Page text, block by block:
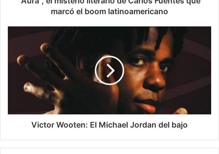
marcó el boom latinoamericano
Victor Wooten: El Michael Jordan del bajo